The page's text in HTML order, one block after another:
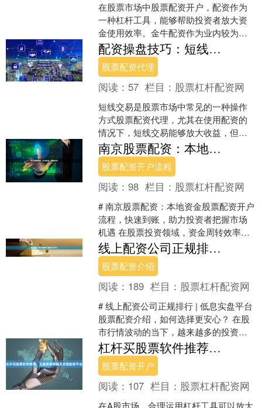
在股票市场中股票配资开户，配资作为
一种杠杆工具，能够帮助投资者放大资
金使用效率。金牛配资作为业内较为知
名的配资平台之一，其开户流程和平台
正规性备受关注。本文将详....
配资操盘技巧：短线交易策略与风险控制要点
股票配资代理
阅读： 57 栏目： 股票杠杆配资网
短线交易是股票市场中常见的一种操作
方式股票配资代理，尤其在使用配资的
情况下，短线交易能够放大收益，但同
时也伴随着较高的风险。本文将深入探
讨配资操盘中的短线交易策....
南京股票配资：本地资金，快速到账
股票配资开户流程
阅读：98 栏目： 股票杠杆配资网
# 南京股票配资：本地资金股票配资开户
流程，快速到账，助力投资者把握市场
机遇 在股票投资领域，资金周转效率往
往直接影响投资收益。对于南京本地的
投资者而言，选择一....
线上配资公司正规排行 | 低息实盘平台
股票配资介绍
阅读： 189 栏目： 股票杠杆配资网
# 线上配资公司正规排行 | 低息实盘平台
股票配资介绍，如何选择更安心？ 在股
市行情波动的当下，越来越多的投资者
开始关注线上配资这一工具。然而，面
对市场上众多配....
杠杆买股票软件推荐：正规券商两融及合规配资平台
股票配资开户
阅读： 107 栏目： 股票杠杆配资网
在A股市场，合理运用杠杆工具可以放大